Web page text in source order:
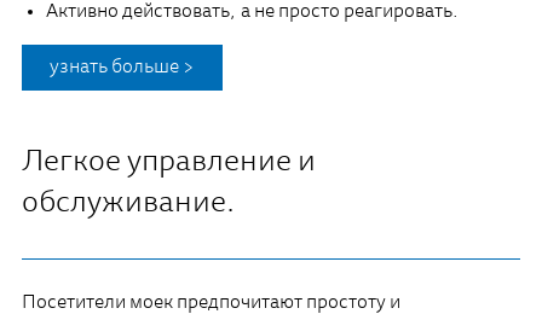
Активно действовать, а не просто реагировать.
узнать больше >
Легкое управление и
обслуживание.
Посетители моек предпочитают простоту и